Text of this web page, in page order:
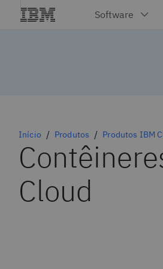
Início Produtos Produtos IBM
Cloud